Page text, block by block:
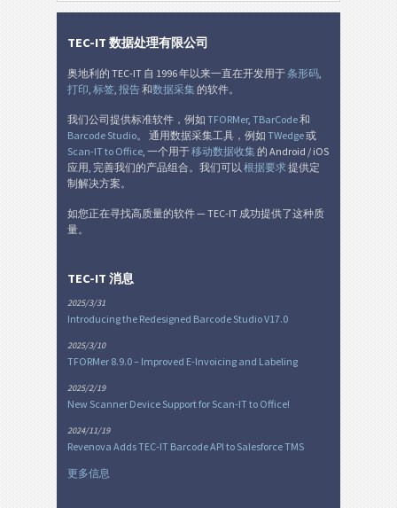
TEC-IT 数据处理有限公司
奥地利的 TEC-IT 自 1996 年以来一直在开发用于条形码,
打印, 标签, 报告和数据采集的软件。
我们公司提供标准软件，例如 TFORMer, TBarCode和
Barcode Studio。 通用数据采集工具，例如 TWedge或
Scan-IT to Office, 一个用于移动数据收集的 Android / iOS
应用, 完善我们的产品组合。我们可以 根据要求 提供定
制解决方案。
如您正在寻找高质量的软件 — TEC-IT 成功提供了这种质
量。
TEC-IT 消息
2025/3/31
Introducing the Redesigned Barcode Studio V17.0
2025/3/10
TFORMer 8.9.0 – Improved E-Invoicing and Labeling
2025/2/19
New Scanner Device Support for Scan-IT to Office!
2024/11/19
Revenova Adds TEC-IT Barcode API to Salesforce TMS
更多信息